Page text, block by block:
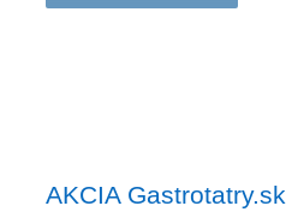
AKCIA Gastrotatry.sk